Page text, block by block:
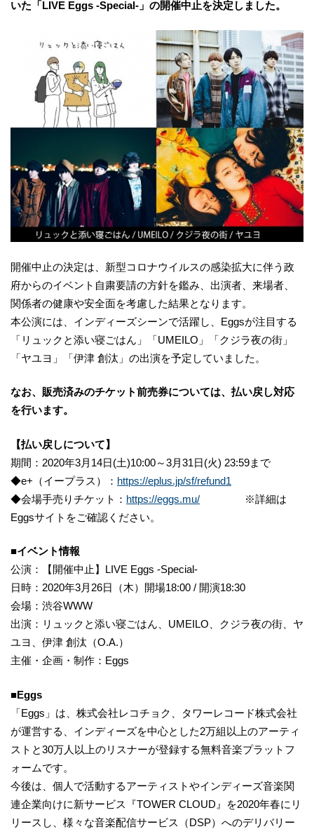
いた「LIVE Eggs -Special-」の開催中止を決定しました。
開催中止の決定は、新型コロナウイルスの感染拡大に伴う政
府からのイベント自粛要請の方針を鑑み、出演者、来場者、
関係者の健康や安全面を考慮した結果となります。
本公演には、インディーズシーンで活躍し、Eggsが注目する
「リュックと添い寝ごはん」「UMEILO」「クジラ夜の街」
「ヤユヨ」「伊津 創汰」の出演を予定していました。
なお、販売済みのチケット前売券については、払い戻し対応
を行います。
【払い戻しについて】
期間：2020年3月14日(土)10:00～3月31日(火) 23:59まで
◆e+（イープラス）： https://eplus.jp/sf/refund1
◆会場手売りチケット： https://eggs.mu/ ※詳細は
Eggsサイトをご確認ください。
■イベント情報
公演：【開催中止】LIVE Eggs -Special-
日時：2020年3月26日（木）開場18:00 / 開演18:30
会場：渋谷WWW
出演：リュックと添い寝ごはん、UMEILO、クジラ夜の街、ヤ
ユヨ、伊津 創汰（O.A.）
主催・企画・制作：Eggs
■Eggs
「Eggs」は、株式会社レコチョク、タワーレコード株式会社
が運営する、インディーズを中心とした2万組以上のアーティ
ストと30万人以上のリスナーが登録する無料音楽プラットフ
ォームです。
今後は、個人で活動するアーティストやインディーズ音楽関
連企業向けに新サービス『TOWER CLOUD』を2020年春にリ
リースし、様々な音楽配信サービス（DSP）へのデリバリー